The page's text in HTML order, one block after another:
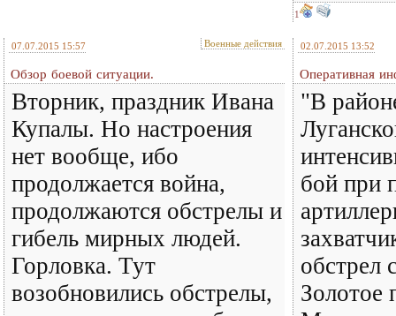
1
07.07.2015 15:57 Военные действия
Обзор боевой ситуации.
Вторник, праздник Ивана
Купалы. Но настроения
нет вообще, ибо
продолжается война,
продолжаются обстрелы и
гибель мирных людей.
Горловка. Тут
возобновились обстрелы,
02.07.2015 13:52
Оперативная
"В
бой при
обстрел
Золотое